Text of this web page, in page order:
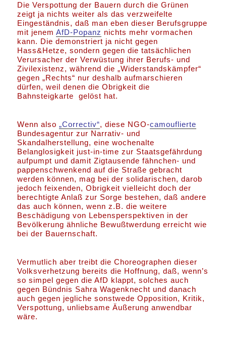
Die Verspottung der Bauern durch die Grünen
zeigt ja nichts weiter als das verzweifelte
Eingeständnis, daß man eben dieser Berufsgruppe
mit jenemAfD-Popanz nichts mehr vormachen
kann. Die demonstriert ja nicht gegen
Hass&Hetze, sondern gegen die tatsächlichen
Verursacher der Verwüstung ihrer Berufs- und
Zivilexistenz, während die „Widerstandskämpfer“
gegen „Rechts“ nur deshalb aufmarschieren
dürfen, weil denen die Obrigkeit die
Bahnsteigkarte gelöst hat.
Wenn also„Correctiv“, diese NGO-camouflierte
Bundesagentur zur Narrativ- und
Skandalherstellung, eine wochenalte
Belanglosigkeit just-in-time zur Staatsgefährdung
aufpumpt und damit Zigtausende fähnchen- und
pappenschwenkend auf die Straße gebracht
werden können, mag bei der solidarischen, darob
jedoch feixenden, Obrigkeit vielleicht doch der
berechtigte Anlaß zur Sorge bestehen, daß andere
das auch können, wenn z.B. die weitere
Beschädigung von Lebensperspektiven in der
Bevölkerung ähnliche Bewußtwerdung erreicht wie
bei der Bauernschaft.
Vermutlich aber treibt die Choreographen dieser
Volksverhetzung bereits die Hoffnung, daß, wenn’s
so simpel gegen die AfD klappt, solches auch
gegen Bündnis Sahra Wagenknecht und danach
auch gegen jegliche sonstwede Opposition, Kritik,
Verspottung, unliebsame Äußerung anwendbar
wäre.